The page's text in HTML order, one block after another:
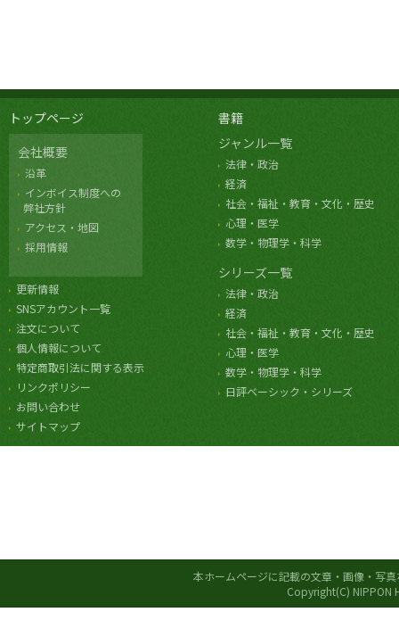
トップページ
会社概要
沿革
インボイス制度への
弊社方針
アクセス・地図
採用情報
更新情報
SNSアカウント一覧
注文について
個人情報について
特定商取引法に関する表示
リンクポリシー
お問い合わせ
サイトマップ
書籍
ジャンル一覧
法律・政治
経済
社会・福祉・教育・文化・歴史
心理・医学
数学・物理学・科学
シリーズ一覧
法律・政治
経済
社会・福祉・教育・文化・歴史
心理・医学
数学・物理学・科学
日評ベーシック・シリーズ
本ホームページに記載の文章・画像・写
Copyright(C) NIPPON